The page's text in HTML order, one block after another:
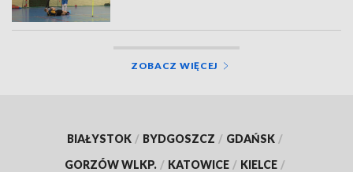
ZOBACZ WIĘCEJ
BIAŁYSTOK / BYDGOSZCZ / GDAŃSK /
GORZÓW WLKP. / KATOWICE / KIELCE /